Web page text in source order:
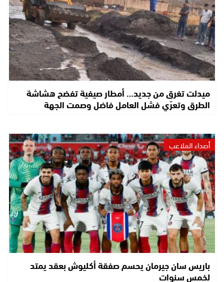
ميدلت تغرق من جديد… أمطار صيفية تفضح هشاشة
الطرق وتعرّي فشل العامل فاضل وصمت الجهة
أصداء الملاعب
باريس سان جيرمان يحسم صفقة أكليوش بعقد يمتد
لخمس سنوات